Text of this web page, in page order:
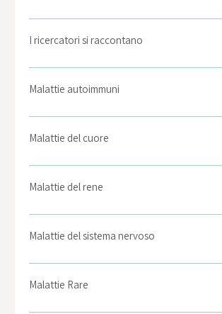
I ricercatori si raccontano
Malattie autoimmuni
Malattie del cuore
Malattie del rene
Malattie del sistema nervoso
Malattie Rare